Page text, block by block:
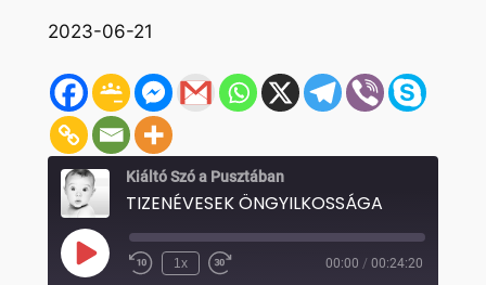
2023-06-21
Kiáltó Szó a Pusztában
TIZENÉVESEK ÖNGYILKOSSÁGA
Play
Episode Rewind
1x
Fast
00:00 / 00:24:20